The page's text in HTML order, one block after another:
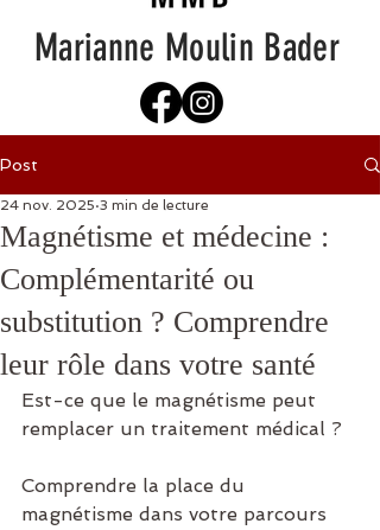
Marianne Moulin Bader
Post
Magnétisme et médecine :
Complémentarité ou
substitution ? Comprendre
leur rôle dans votre santé
24 nov. 2025 3 min de lecture
Est-ce que le magnétisme peut
remplacer un traitement médical ?
Comprendre la place du
magnétisme dans votre parcours